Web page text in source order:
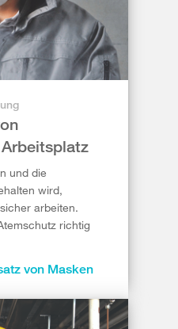
und die
wird,
arbeiten.
richtig
von Masken